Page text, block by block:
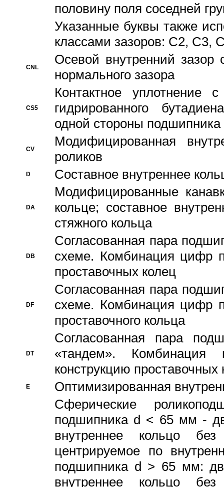
половину поля соседней
Указанные буквы также
классами зазоров: С2,
CNL
Осевой внутренний зазор
нормального зазора
CS5
Контактное уплотнение
гидрированного
одной стороны подшипника
CV
Модифицированная
роликов
D Составное внутреннее
DA
Модифицированные
кольце; составное
стяжного кольца
DB
Согласованная пара
схеме. Комбинация цифр
проставочных колец
DF
Согласованная пара
схеме. Комбинация цифр
проставочного кольца
DT
Согласованная пара
«тандем».
конструкцию проставочных
E
Оптимизированная
Сферические
подшипника d < 65 мм -
внутреннее кольцо
центрируемое по
подшипника d > 65 мм:
внутреннее кольцо